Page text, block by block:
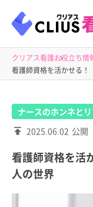
クリアス看護お役立ち情
看護師資格を活かせる
ナースのホンネと
2025.06.02 公開
看護師資格を活
人の世界